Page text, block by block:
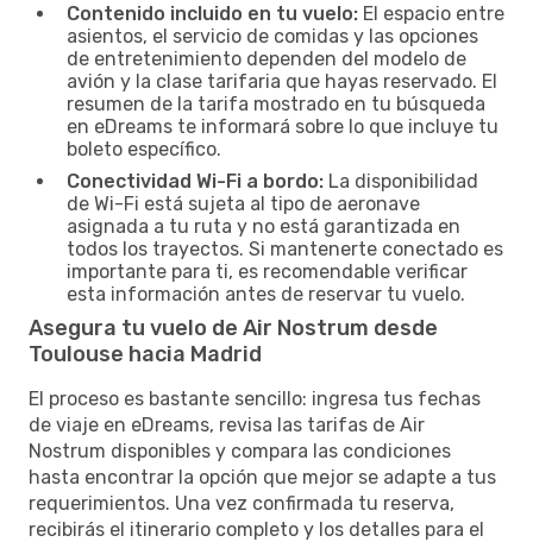
Contenido incluido en tu vuelo: El espacio entre
asientos, el servicio de comidas y las opciones
de entretenimiento dependen del modelo de
avión y la clase tarifaria que hayas reservado. El
resumen de la tarifa mostrado en tu búsqueda
en eDreams te informará sobre lo que incluye tu
boleto específico.
Conectividad Wi-Fi a bordo: La disponibilidad
de Wi-Fi está sujeta al tipo de aeronave
asignada a tu ruta y no está garantizada en
todos los trayectos. Si mantenerte conectado es
importante para ti, es recomendable verificar
esta información antes de reservar tu vuelo.
Asegura tu vuelo de Air Nostrum desde
Toulouse hacia Madrid
El proceso es bastante sencillo: ingresa tus fechas
de viaje en eDreams, revisa las tarifas de Air
Nostrum disponibles y compara las condiciones
hasta encontrar la opción que mejor se adapte a tus
requerimientos. Una vez confirmada tu reserva,
recibirás el itinerario completo y los detalles para el